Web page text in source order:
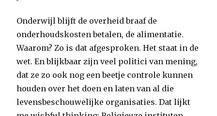
Onderwijl blijft de overheid braaf de
onderhoudskosten betalen, de alimentatie.
Waarom? Zo is dat afgesproken. Het staat in de
wet. En blijkbaar zijn veel politici van mening,
dat ze zo ook nog een beetje controle kunnen
houden over het doen en laten van al die
levensbeschouwelijke organisaties. Dat lijkt